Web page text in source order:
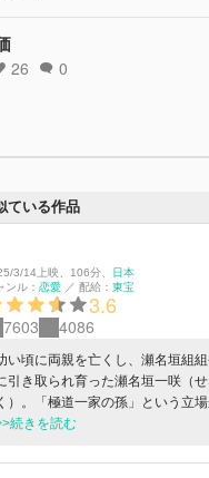
26 0
ている作品
3/14上映 106分
日本
ンル： 恋愛 ／ 配給： 東宝
3.6
7603 4086
い頃に両親を亡くし、瀬名垣組
引き取られ育った瀬名垣一咲（
）。「極道一家の孫」という立
達ができなかったトラウマを持つ
て、普通の友達を作り恋をする
続きを読む